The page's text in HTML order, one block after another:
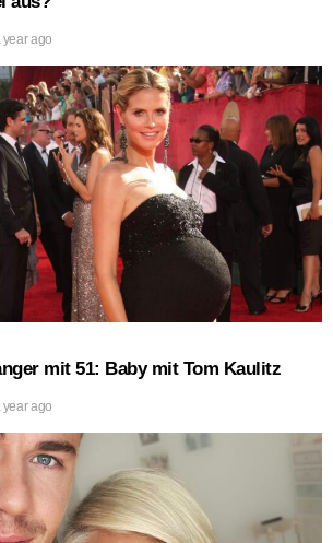
year ago
mit 51: Baby mit Tom Kaulitz
year ago